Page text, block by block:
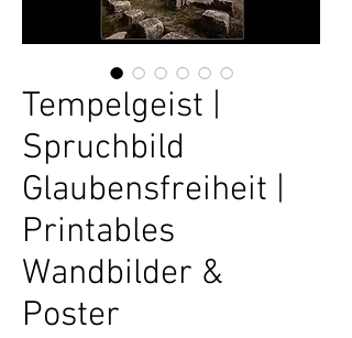
Tempelgeist |
Spruchbild
Glaubensfreiheit |
Printables
Wandbilder &
Poster